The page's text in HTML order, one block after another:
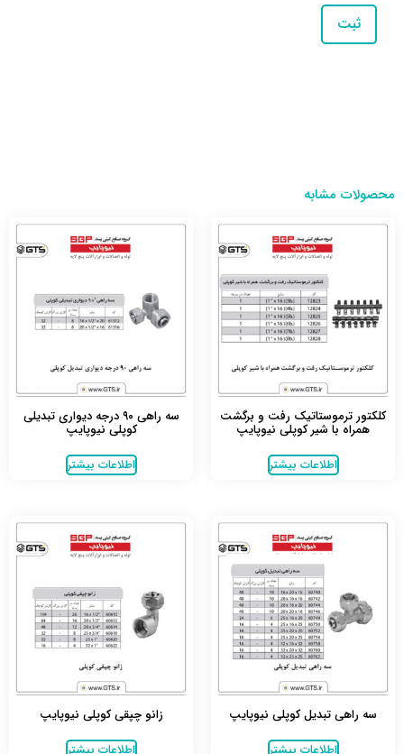
محصولات مشابه
کلکتور ترموستاتیک رفت و برگشت
همراه با شیر کوپلی نیوپایپ
اطلاعات بیشتر
سه راهی ۹۰ درجه دیواری تبدیلی
کوپلی نیوپایپ
اطلاعات بیشتر
سه راهی تبدیل کوپلی نیوپایپ
اطلاعات بیشتر
زانو چپقی کوپلی نیوپایپ
اطلاعات بیشتر